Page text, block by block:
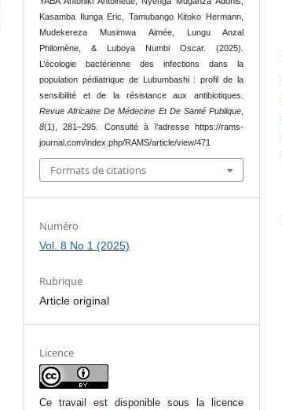
Kasamba Ilunga Eric, Tamubango Kitoko Hermann,
Mudekereza Musimwa Aimée, Lungu Anzal
Philomène, & Luboya Numbi Oscar. (2025).
L’écologie bactérienne des infections dans la
population pédiatrique de Lubumbashi : profil de la
sensibilité et de la résistance aux antibiotiques.
Revue Africaine De Médecine Et De Santé Publique,
8(1), 281–295. Consulté à l’adresse https://rams-
journal.com/index.php/RAMS/article/view/471
Formats de citations
Numéro
Vol. 8 No 1 (2025)
Rubrique
Article original
Licence
Ce travail est disponible sous la licence